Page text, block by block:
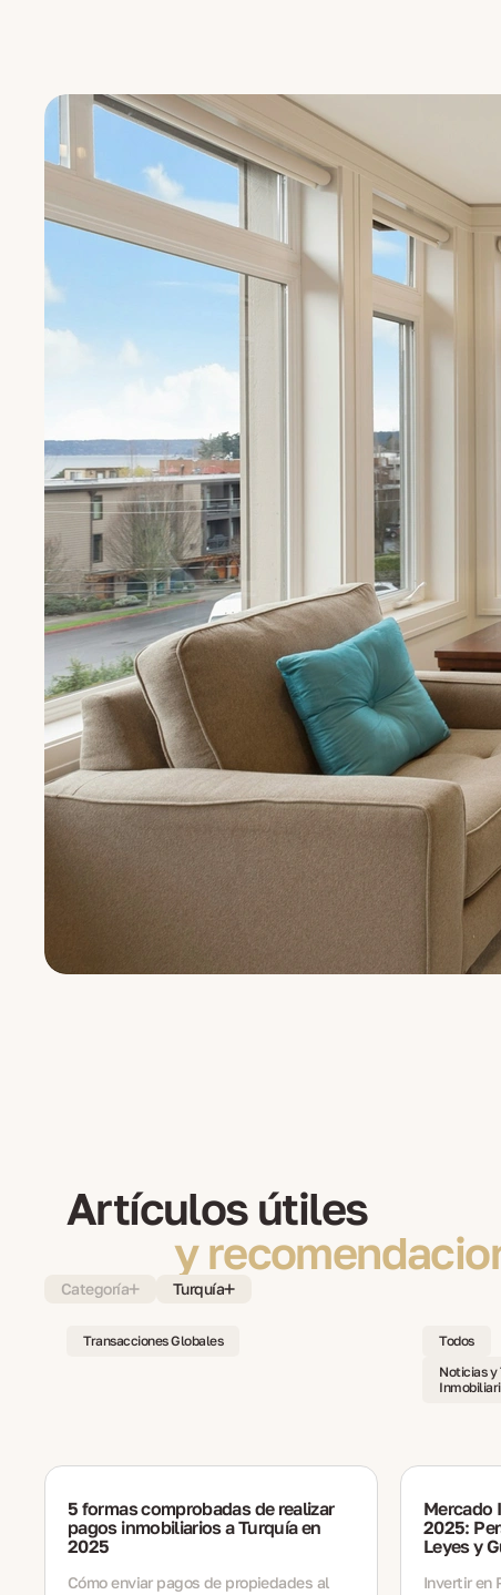
Artículos útiles
y
Categoría Turquía
Transacciones Globales
5 formas comprobadas de realizar
pagos inmobiliarios a Turquía en
2025
Cómo enviar pagos de propiedades al
Todos
Noticias y
Mercado
2025:
Leyes y
Invertir en